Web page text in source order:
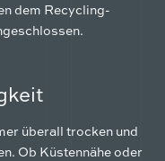
dem Recycling-
überall trocken und
Ob Küstennähe oder